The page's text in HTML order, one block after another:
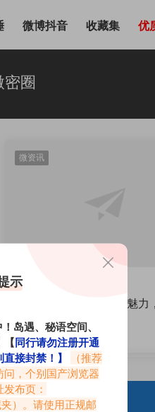
微博抖音 收藏集 优
密圈
微资讯
小仙
抖音@小仙微密圈独特魅力
2024-05-04
示
岛遇、秘语空间、
【同行请勿注册开通
接封禁！】
（推荐
，个别国产浏览器
布页：
夹）。请使用正规邮